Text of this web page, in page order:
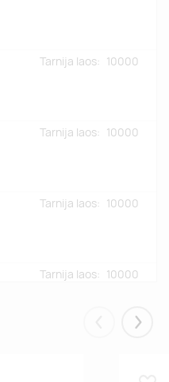
Tarnija laos: 10000
Tarnija laos: 10000
Tarnija laos: 10000
Tarnija laos: 10000
Eelmised